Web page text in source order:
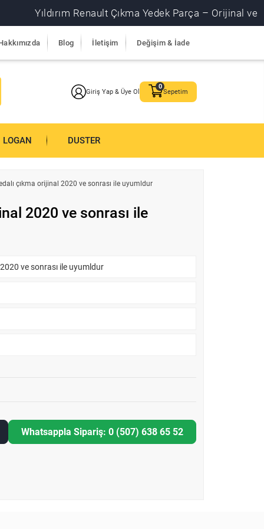
Yıldırım Renault Çıkma Yedek Parça – Orijinal ve
Blog İletişim Değişim & İade
Giriş Yap & Üye Ol Sepetim
LOGAN DUSTER
çıkma orijinal 2020 ve sonrası ile uyumldur
2020 ve sonrası ile
ve sonrası ile uyumldur
Whatsappla Sipariş: 0 (507) 638 65 52